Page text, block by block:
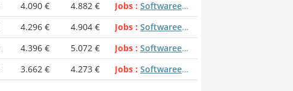
4.090 € 4.882 € Jobs
Softwareentwickler
4.296 € 4.904 € Jobs
Softwareentwickler
4.396 € 5.072 € Jobs
Softwareentwickler
3.662 € 4.273 € Jobs Softwareentwickler